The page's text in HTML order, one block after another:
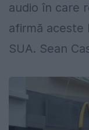
audio în care
afirmă aceste
SUA. Sean